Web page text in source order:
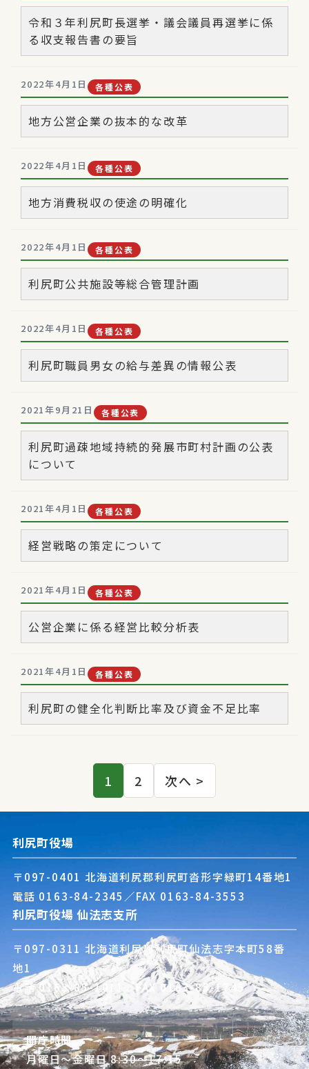
令和３年利尻町長選挙・議会議員再選挙に係
る収支報告書の要旨
2022年4月1日 各種公表
地方公営企業の抜本的な改革
2022年4月1日 各種公表
地方消費税収の使途の明確化
2022年4月1日 各種公表
利尻町公共施設等総合管理計画
2022年4月1日 各種公表
利尻町職員男女の給与差異の情報公表
2021年9月21日 各種公表
利尻町過疎地域持続的発展市町村計画の公表
について
2021年4月1日 各種公表
経営戦略の策定について
2021年4月1日 各種公表
公営企業に係る経営比較分析表
2021年4月1日 各種公表
利尻町の健全化判断比率及び資金不足比率
稿
ナ
ビ
ゲ
ー
シ
ョ
ン
1 2 次へ >
利尻町役場
〒097-0401 北海道利尻郡利尻町沓形字緑町14番地1
電話 0163-84-2345 ／FAX 0163-84-3553
利尻町役場 仙法志支所
〒097-0311 北海道利尻郡利尻町仙法志字本町58番
地1
電話0163-85-1011 ／FAX 0163-85-1745
開庁時間
月曜日～金曜日 8:30～17:15